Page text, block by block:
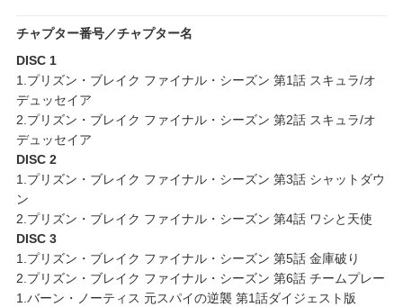
チャプター番号／チャプター名
DISC 1
1.プリズン・ブレイク ファイナル・シーズン 第1話 スキュラ/オ
デュッセイア
2.プリズン・ブレイク ファイナル・シーズン 第2話 スキュラ/オ
デュッセイア
DISC 2
1.プリズン・ブレイク ファイナル・シーズン 第3話 シャットダウ
ン
2.プリズン・ブレイク ファイナル・シーズン 第4話 ワシと天使
DISC 3
1.プリズン・ブレイク ファイナル・シーズン 第5話 金庫破り
2.プリズン・ブレイク ファイナル・シーズン 第6話 チームプレー
1.バーン・ノーティス 元スパイの逆襲 第1話ダイジェスト版